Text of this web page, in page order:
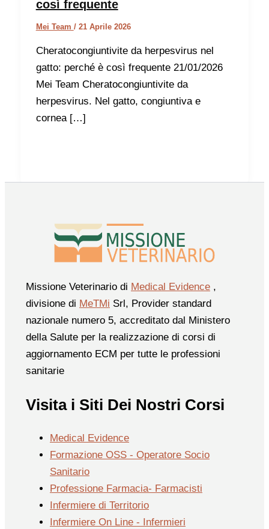
così frequente
Mei Team / 21 Aprile 2026
Cheratocongiuntivite da herpesvirus nel
gatto: perché è così frequente 21/01/2026
Mei Team Cheratocongiuntivite da
herpesvirus. Nel gatto, congiuntiva e
cornea […]
Missione Veterinario di Medical Evidence ,
divisione di MeTMi Srl, Provider standard
nazionale numero 5, accreditato dal Ministero
della Salute per la realizzazione di corsi di
aggiornamento ECM per tutte le professioni
sanitarie
Visita i Siti Dei Nostri Corsi
Medical Evidence
Formazione OSS - Operatore Socio
Sanitario
Professione Farmacia- Farmacisti
Infermiere di Territorio
Infermiere On Line - Infermieri